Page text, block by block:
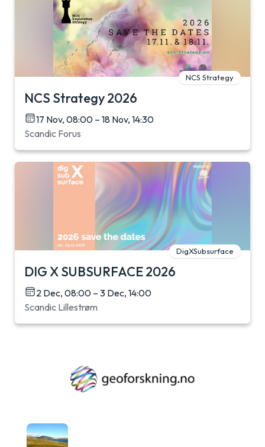
NCS Strategy
NCS Strategy 2026
17 Nov, 08:00 – 18 Nov, 14:30
Scandic Forus
DigXSubsurface
DIG X SUBSURFACE 2026
2 Dec, 08:00 – 3 Dec, 14:00
Scandic Lillestrøm